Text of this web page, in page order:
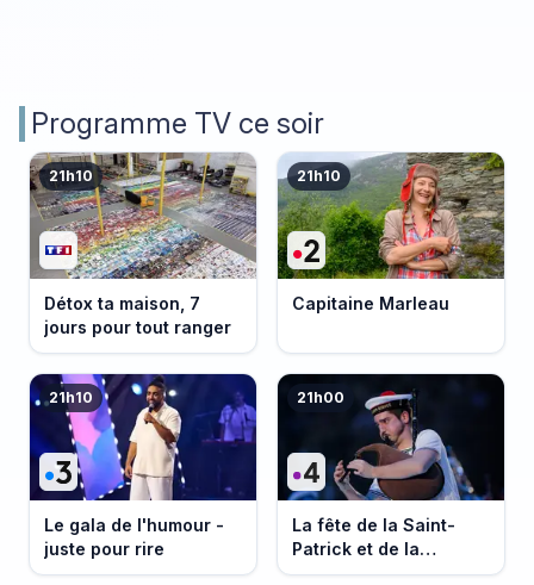
Programme TV ce soir
21h10
Détox ta maison, 7
jours pour tout ranger
21h10
Capitaine Marleau
21h10
Le gala de l'humour -
juste pour rire
21h00
La fête de la Saint-
Patrick et de la
Bretagne